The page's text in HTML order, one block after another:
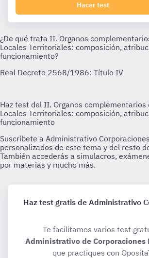
Hacer test
Haz test gratis de Administrativo
Te facilitamos varios test
Administrativo de Corporaciones
que practiques con